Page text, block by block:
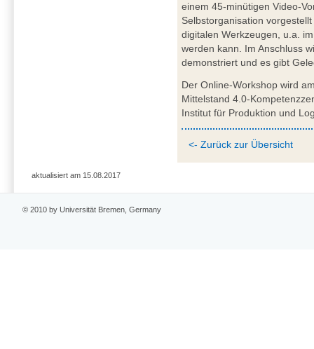
einem 45-minütigen Video-
Selbstorganisation
digitalen Werkzeugen, u.a.
werden kann. Im Anschluss
demonstriert und es gibt
Der Online-Workshop wird
Mittelstand 4.0-
Institut für Produktion und
<- Zurück zur Übersicht
aktualisiert am 15.08.2017
© 2010 by Universität Bremen, Germany